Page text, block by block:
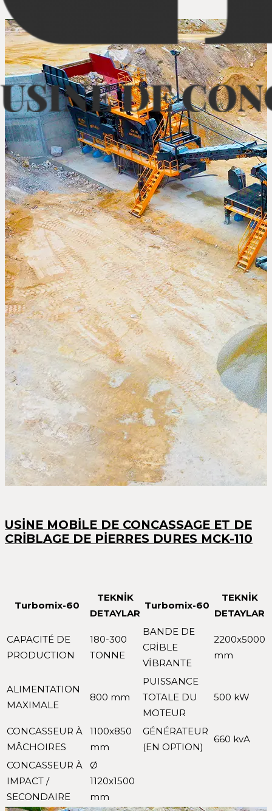
USİNE MOBİLE DE CONCASSAGE ET DE
CRİBLAGE DE PİERRES DURES MCK-110
Turbomix-60
TEKNİK
DETAYLAR
Turbomix-60
TEKNİK
DETAYLAR
CAPACITÉ DE
PRODUCTION
180-300
TONNE
BANDE DE
CRİBLE
VİBRANTE
2200x5000
mm
ALIMENTATION
MAXIMALE
800 mm
PUISSANCE
TOTALE DU
MOTEUR
500 kW
CONCASSEUR À
MÂCHOIRES
1100x850
mm
GÉNÉRATEUR
(EN OPTION)
660 kvA
CONCASSEUR À
IMPACT /
SECONDAIRE
Ø
1120x1500
mm